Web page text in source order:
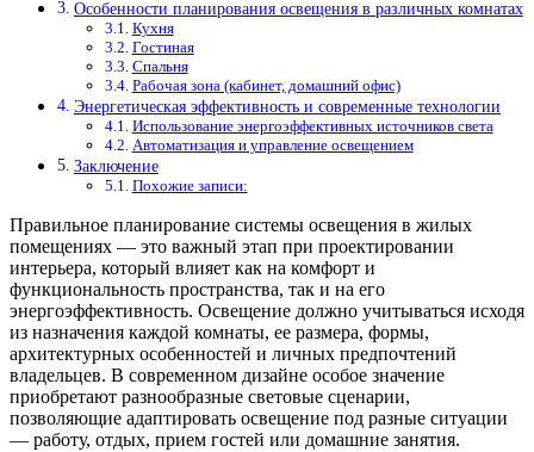
Особенности планирования освещения в различных комнатах
Кухня
Гостиная
Спальня
Рабочая зона (кабинет, домашний офис)
Энергетическая эффективность и современные технологии
Использование энергоэффективных источников света
Автоматизация и управление освещением
Заключение
Похожие записи:
Правильное планирование системы освещения в жилых
помещениях — это важный этап при проектировании
интерьера, который влияет как на комфорт и
функциональность пространства, так и на его
энергоэффективность. Освещение должно учитываться исходя
из назначения каждой комнаты, ее размера, формы,
архитектурных особенностей и личных предпочтений
владельцев. В современном дизайне особое значение
приобретают разнообразные световые сценарии,
позволяющие адаптировать освещение под разные ситуации
— работу, отдых, прием гостей или домашние занятия.